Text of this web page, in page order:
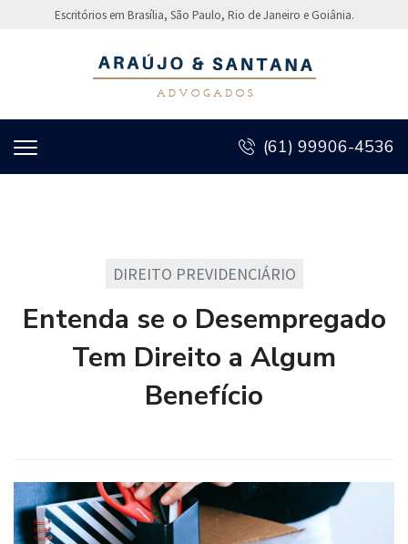
Escritórios em Brasília, São Paulo, Rio de Janeiro e Goiânia.
(61) 99906-4536
DIREITO PREVIDENCIÁRIO
Entenda se o Desempregado
Tem Direito a Algum
Benefício